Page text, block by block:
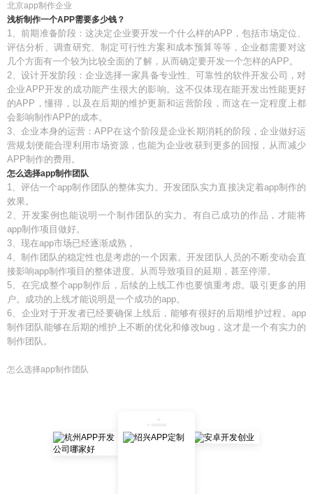
北京app制作企业
浅析制作一个APP需要多少钱？
1、前期准备阶段：这决定企业要开发一个什么样的APP，包括市场定位、
评估分析、调查研究、制定可行性方案和成本预算等等，企业都需要对这
几个方面有一个较为比较全面的了解，从而确定要开发一个怎样的APP。
2、设计开发阶段：企业选择一家具备专业性、可靠性的软件开发公司，对
企业APP开发的成功能产生很大的影响。这不仅体现在能开发出性能更好
的APP，懂得，以及在后期的维护更新和运营阶段，而这在一定程度上都
会影响制作APP的成本。
3、企业本身的运营：APP在这个阶段是企业长期消耗的阶段，企业做好运
营规划便能合理利用市场资源，也能为企业收获到更多的回报，从而减少
APP制作的费用。
怎么选择app制作团队
1、评估一个app制作团队的整体实力。开发团队实力直接决定着app制作的
效果。
2、开发案例也能说明一个制作团队的实力。有自己成功的作品，才能将
app制作项目做好。
3、现在app市场已经逐渐成熟，
4、制作团队的稳定性也是考虑的一个因素。开发团队人员的不断变动会直
接影响app制作项目的整体进度。从而导致项目的延期，甚至停滞。
5、在完成整个app制作后，后续的上线工作也要慎重考虑。吸引更多的用
户。成功的上线才能说明是一个成功的app。
6、企业对于开发者已经要确保上线后，能够有很好的后期维护过程。app
制作团队能够在后期的维护上不断的优化和修改bug，这才是一个有实力的
制作团队。
怎么选择app制作团队